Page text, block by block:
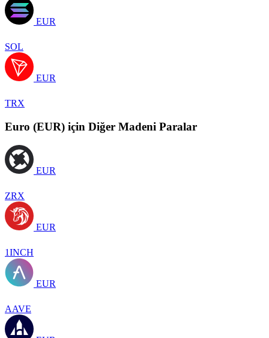
EUR
SOL
EUR
TRX
Euro (EUR) için Diğer Madeni Paralar
EUR
ZRX
EUR
1INCH
EUR
AAVE